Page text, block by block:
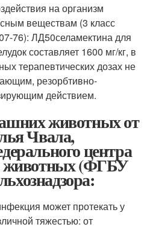
на организм
веществам (3 класс
76): ЛД50селамектина для
составляет 1600 мг/кг, в
терапевтических дозах не
резорбтивно-
действием.
животных от
Чвала,
центра
животных (ФГБУ
может протекать у
тяжестью: от